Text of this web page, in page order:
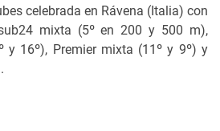
celebrada en Rávena (Italia) con
mixta (5º en 200 y 500 m),
y 16º), Premier mixta (11º y 9º) y